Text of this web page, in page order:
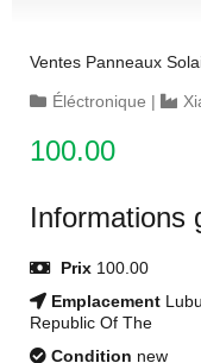
Ventes Panneaux
Éléctronique |
100.00
Informations
Prix 100.00
Emplacement
Republic Of The
Condition new